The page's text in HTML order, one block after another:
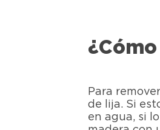
Para
de lija. Si
en agua, si